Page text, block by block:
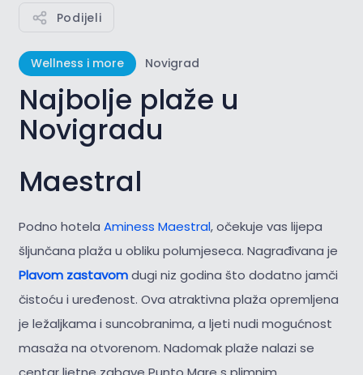
Podijeli
Wellness i more Novigrad
Najbolje plaže u
Novigradu
Maestral
Podno hotela Aminess Maestral, očekuje vas lijepa
šljunčana plaža u obliku polumjeseca. Nagrađivana je
Plavom zastavomdugi niz godina što dodatno jamči
čistoću i uređenost. Ova atraktivna plaža opremljena
je ležaljkama i suncobranima, a ljeti nudi mogućnost
masaža na otvorenom. Nadomak plaže nalazi se